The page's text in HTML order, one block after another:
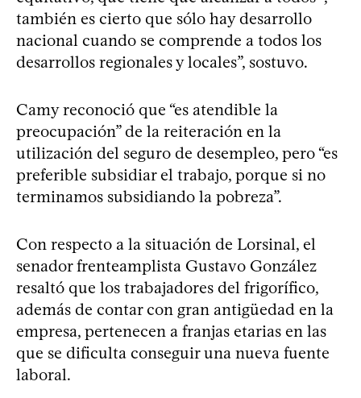
también es cierto que sólo hay desarrollo
nacional cuando se comprende a todos los
desarrollos regionales y locales”, sostuvo.
Camy reconoció que “es atendible la
preocupación” de la reiteración en la
utilización del seguro de desempleo, pero “es
preferible subsidiar el trabajo, porque si no
terminamos subsidiando la pobreza”.
Con respecto a la situación de Lorsinal, el
senador frenteamplista Gustavo González
resaltó que los trabajadores del frigorífico,
además de contar con gran antigüedad en la
empresa, pertenecen a franjas etarias en las
que se dificulta conseguir una nueva fuente
laboral.